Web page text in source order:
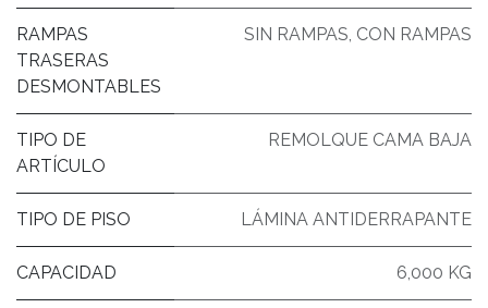
RAMPAS
TRASERAS
DESMONTABLES
SIN RAMPAS, CON RAMPAS
TIPO DE
ARTÍCULO
REMOLQUE CAMA BAJA
TIPO DE PISO LÁMINA ANTIDERRAPANTE
CAPACIDAD 6,000 KG